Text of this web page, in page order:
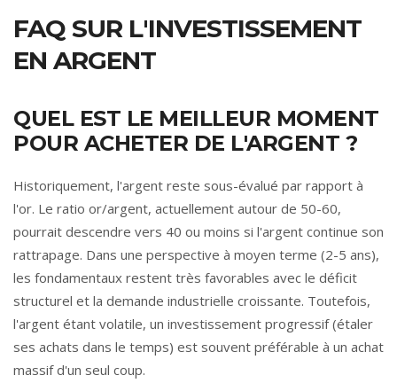
FAQ SUR L'INVESTISSEMENT
EN ARGENT
QUEL EST LE MEILLEUR MOMENT
POUR ACHETER DE L'ARGENT ?
Historiquement, l'argent reste sous-évalué par rapport à
l'or. Le ratio or/argent, actuellement autour de 50-60,
pourrait descendre vers 40 ou moins si l'argent continue son
rattrapage. Dans une perspective à moyen terme (2-5 ans),
les fondamentaux restent très favorables avec le déficit
structurel et la demande industrielle croissante. Toutefois,
l'argent étant volatile, un investissement progressif (étaler
ses achats dans le temps) est souvent préférable à un achat
massif d'un seul coup.